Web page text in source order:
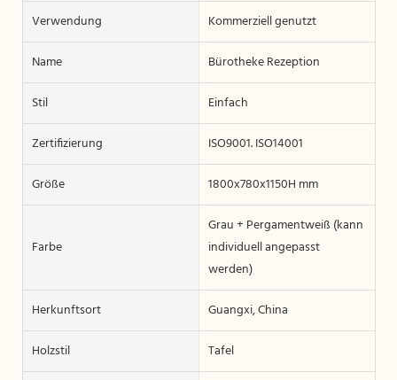
Verwendung
Kommerziell genutzt
Name
Bürotheke Rezeption
Stil
Einfach
Zertifizierung
ISO9001. ISO14001
Größe
1800x780x1150H mm
Farbe
Grau + Pergamentweiß (kann
individuell angepasst
werden)
Herkunftsort
Guangxi, China
Holzstil
Tafel